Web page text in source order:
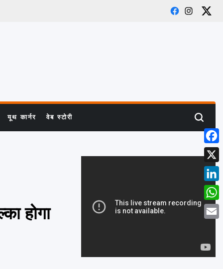
Facebook
Instagram
X
यूथ कार्नर वेब स्टोरी Search
होगा
X